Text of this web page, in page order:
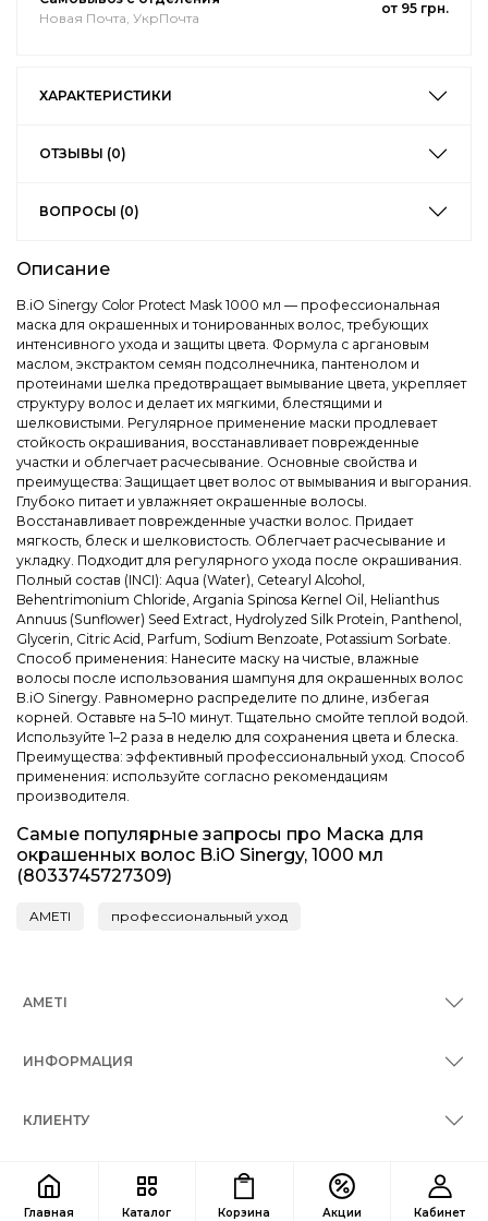
Главная Каталог Корзина Акции Кабинет
Новая Почта, УкрПочта
от 95 грн.
ХАРАКТЕРИСТИКИ
ОТЗЫВЫ (0)
ВОПРОСЫ (0)
Описание
B.iO Sinergy Color Protect Mask 1000 мл — профессиональная
маска для окрашенных и тонированных волос, требующих
интенсивного ухода и защиты цвета. Формула с аргановым
маслом, экстрактом семян подсолнечника, пантенолом и
протеинами шелка предотвращает вымывание цвета, укрепляет
структуру волос и делает их мягкими, блестящими и
шелковистыми. Регулярное применение маски продлевает
стойкость окрашивания, восстанавливает поврежденные
участки и облегчает расчесывание. Основные свойства и
преимущества: Защищает цвет волос от вымывания и выгорания.
Глубоко питает и увлажняет окрашенные волосы.
Восстанавливает поврежденные участки волос. Придает
мягкость, блеск и шелковистость. Облегчает расчесывание и
укладку. Подходит для регулярного ухода после окрашивания.
Полный состав (INCI): Aqua (Water), Cetearyl Alcohol,
Behentrimonium Chloride, Argania Spinosa Kernel Oil, Helianthus
Annuus (Sunflower) Seed Extract, Hydrolyzed Silk Protein, Panthenol,
Glycerin, Citric Acid, Parfum, Sodium Benzoate, Potassium Sorbate.
Способ применения: Нанесите маску на чистые, влажные
волосы после использования шампуня для окрашенных волос
B.iO Sinergy. Равномерно распределите по длине, избегая
корней. Оставьте на 5–10 минут. Тщательно смойте теплой водой.
Используйте 1–2 раза в неделю для сохранения цвета и блеска.
Преимущества: эффективный профессиональный уход. Способ
применения: используйте согласно рекомендациям
производителя.
Самые популярные запросы про Маска для
окрашенных волос B.iO Sinergy, 1000 мл
(8033745727309)
AMETI профессиональный уход
AMETI
ИНФОРМАЦИЯ
КЛИЕНТУ
КОНТАКТЫ